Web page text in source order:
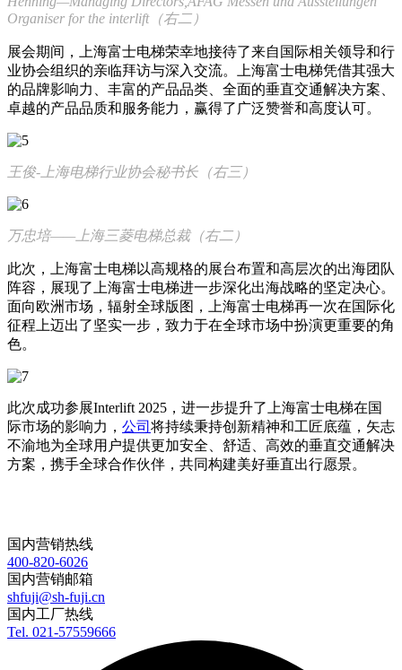
Organiser for the interlift（右二）
展会期间，上海富士电梯荣幸地接待了来自国际相关领导和行
业协会组织的亲临拜访与深入交流。上海富士电梯凭借其强大
的品牌影响力、丰富的产品品类、全面的垂直交通解决方案、
卓越的产品品质和服务能力，赢得了广泛赞誉和高度认可。
王俊-上海电梯行业协会秘书长（右三）
万忠培——上海三菱电梯总裁（右二）
此次，上海富士电梯以高规格的展台布置和高层次的出海团队
阵容，展现了上海富士电梯进一步深化出海战略的坚定决心。
面向欧洲市场，辐射全球版图，上海富士电梯再一次在国际化
征程上迈出了坚实一步，致力于在全球市场中扮演更重要的角
色。
此次成功参展Interlift 2025，进一步提升了上海富士电梯在国
际市场的影响力， 公司 将持续秉持创新精神和工匠底蕴，矢志
不渝地为全球用户提供更加安全、舒适、高效的垂直交通解决
方案，携手全球合作伙伴，共同构建美好垂直出行愿景。
国内营销热线
400-820-6026
国内营销邮箱
shfuji@sh-fuji.cn
国内工厂热线
Tel. 021-57559666